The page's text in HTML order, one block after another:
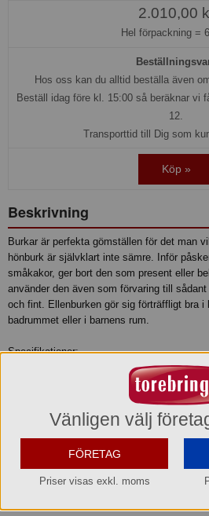
2.010,00
Hel förpackning =
Hos oss kan du alltid beställa även
Beställ idag före kl. 15:00 så beräknar vi
12.
Transporttid till Dig som
Köp »
Beskrivning
Burkar är perfekta gömställen för det man
hönburk är självklart inte sämre. Inför
småkakor, ger bort den som present eller
använder den även som förvaring till
och fint. Ellenburken gör sig förträffligt bra i
badrummet eller i barnens rum.
Specifikationer:
• Längd: 11,5 cm
• Designer: Studio Sagaform
• Material: Stengods
• Skötselråd: Tål maskindisk.
• Övrig information: Handmålad,
Produktinformation
Vänligen välj
FÖRETAG
Priser visas exkl. moms